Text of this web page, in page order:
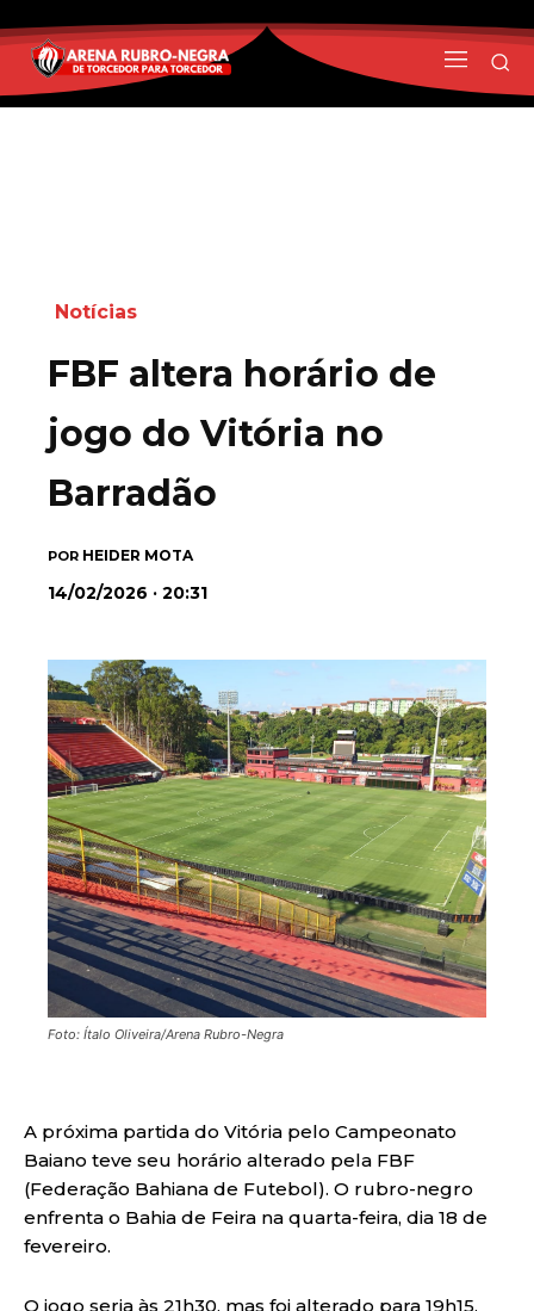
Notícias
FBF altera horário de
jogo do Vitória no
Barradão
POR HEIDER MOTA
14/02/2026 · 20:31
Foto: Ítalo Oliveira/Arena Rubro-Negra
A próxima partida do Vitória pelo Campeonato
Baiano teve seu horário alterado pela FBF
(Federação Bahiana de Futebol). O rubro-negro
enfrenta o Bahia de Feira na quarta-feira, dia 18 de
fevereiro.
O jogo seria às 21h30, mas foi alterado para 19h15.